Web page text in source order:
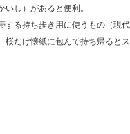
し）があると便利。
する持ち歩き用に使うもの（現
桜だけ懐紙に包んで持ち帰るとス